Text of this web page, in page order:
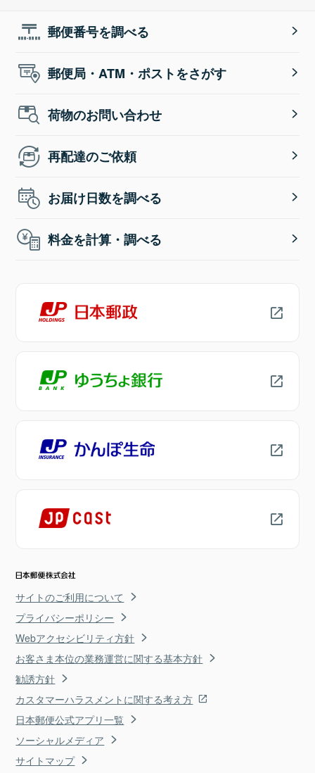
郵便番号を調べる
郵便局・ATM・ポストをさがす
荷物のお問い合わせ
再配達のご依頼
お届け日数を調べる
料金を計算・調べる
サイトのご利用について
プライバシーポリシー
Webアクセシビリティ方針
お客さま本位の業務運営に関する基本方針
勧誘方針
カスタマーハラスメントに関する考え方
日本郵便公式アプリ一覧
ソーシャルメディア
サイトマップ